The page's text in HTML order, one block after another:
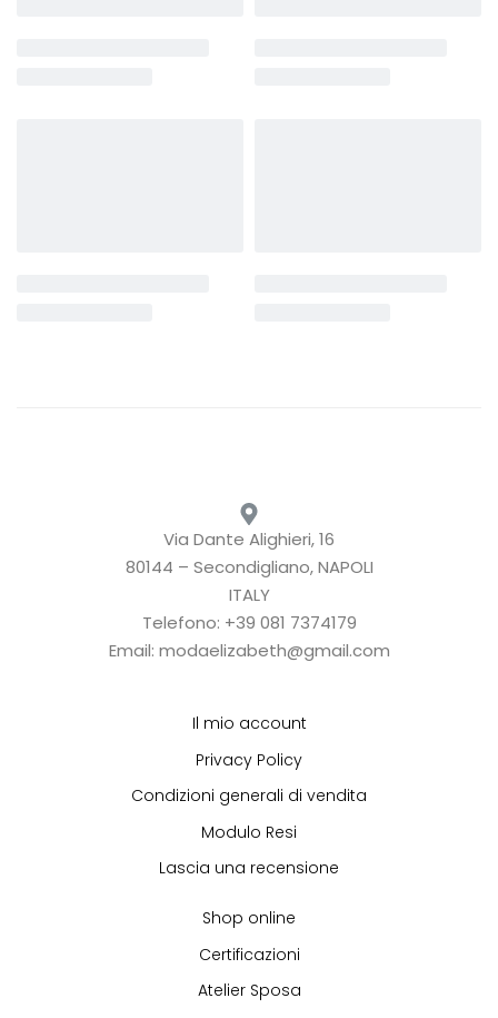
Via Dante Alighieri, 16
80144 – Secondigliano, NAPOLI
ITALY
Telefono: +39 081 7374179
Email: modaelizabeth@gmail.com
Il mio account
Privacy Policy
Condizioni generali di vendita
Modulo Resi
Lascia una recensione
Shop online
Certificazioni
Atelier Sposa